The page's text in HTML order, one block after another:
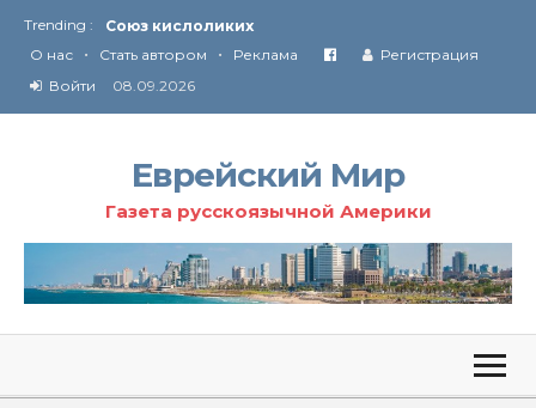
Trending :
Союз кислоликих
Соглашение США с Ираном
Технология Революции в Иране
О нас • Стать автором • Реклама
Регистрация
Войти
08.09.2026
Еврейский Мир
Газета русскоязычной Америки